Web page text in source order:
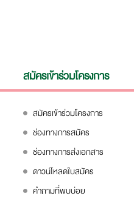
สมัครเข้าร่วมโครงการ
สมัครเข้าร่วมโครงการ
ช่องทางการสมัคร
ช่องทางการส่งเอกสาร
ดาวน์โหลดใบสมัคร
คำถามที่พบบ่อย